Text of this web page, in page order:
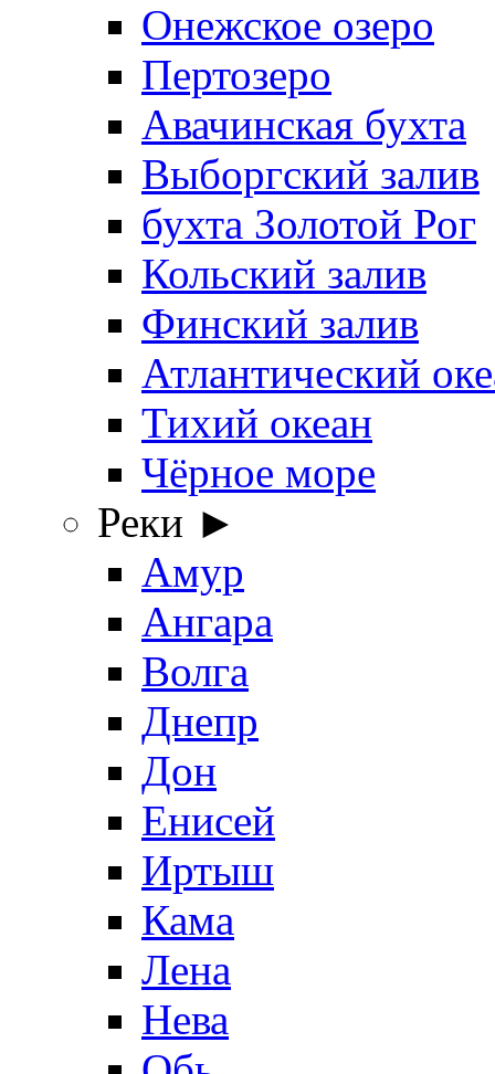
Онежское озеро
Пертозеро
Авачинская бухта
Выборгский залив
бухта Золотой Рог
Кольский залив
Финский залив
Атлантический
Тихий океан
Чёрное море
Реки ►
Амур
Ангара
Волга
Днепр
Дон
Енисей
Иртыш
Кама
Лена
Нева